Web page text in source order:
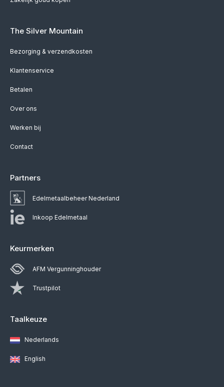
The Silver Mountain
Bezorging & verzendkosten
Klantenservice
Betalen
Over ons
Werken bij
Contact
Partners
Edelmetaalbeheer Nederland
Inkoop Edelmetaal
Keurmerken
AFM Vergunninghouder
Trustpilot
Taalkeuze
Nederlands
English